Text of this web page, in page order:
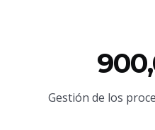
Gestión de los